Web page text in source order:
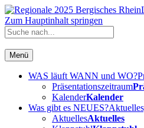
Zum Hauptinhalt springen
Menü
WAS läuft WANN und WO?
Präsentationszeitraum
KalenderKalender
Was gibt es NEUES?
AktuellesAktuelles